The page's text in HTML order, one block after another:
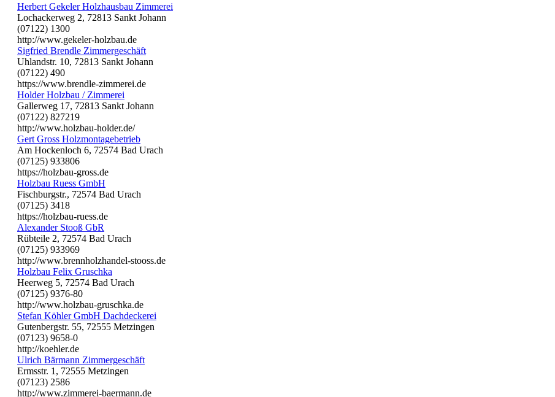
Herbert Gekeler Holzhausbau Zimmerei
Lochackerweg 2, 72813 Sankt Johann
(07122) 1300
http://www.gekeler-holzbau.de
Sigfried Brendle Zimmergeschäft
Uhlandstr. 10, 72813 Sankt Johann
(07122) 490
https://www.brendle-zimmerei.de
Holder Holzbau / Zimmerei
Gallerweg 17, 72813 Sankt Johann
(07122) 827219
http://www.holzbau-holder.de/
Gert Gross Holzmontagebetrieb
Am Hockenloch 6, 72574 Bad Urach
(07125) 933806
https://holzbau-gross.de
Holzbau Ruess GmbH
Fischburgstr., 72574 Bad Urach
(07125) 3418
https://holzbau-ruess.de
Alexander Stooß GbR
Rübteile 2, 72574 Bad Urach
(07125) 933969
http://www.brennholzhandel-stooss.de
Holzbau Felix Gruschka
Heerweg 5, 72574 Bad Urach
(07125) 9376-80
http://www.holzbau-gruschka.de
Stefan Köhler GmbH Dachdeckerei
Gutenbergstr. 55, 72555 Metzingen
(07123) 9658-0
http://koehler.de
Ulrich Bärmann Zimmergeschäft
Ermsstr. 1, 72555 Metzingen
(07123) 2586
http://www.zimmerei-baermann.de